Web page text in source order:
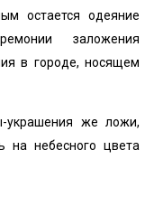
остается одеяние
заложения
в городе, носящем
украшения же ложи,
на небесного цвета